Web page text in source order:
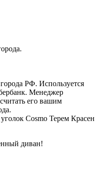
РФ. Используется
Менеджер
его вашим
диван!